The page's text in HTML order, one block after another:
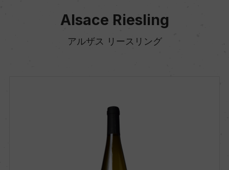
Alsace Riesling
アルザス リースリング